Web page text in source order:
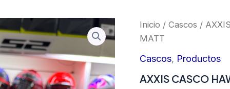
Inicio / Cascos /
MATT
Cascos, Productos
AXXIS CASCO